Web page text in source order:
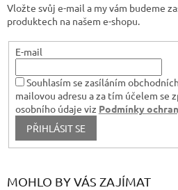
ý
i
Vložte svůj e-mail a my vám budeme
produktech na našem e-shopu.
E-mail
Souhlasím se zasíláním
mailovou adresu a za tím účelem se
osobního údaje viz Podmínky
PŘIHLÁSIT SE
MOHLO BY VÁS ZAJÍMAT